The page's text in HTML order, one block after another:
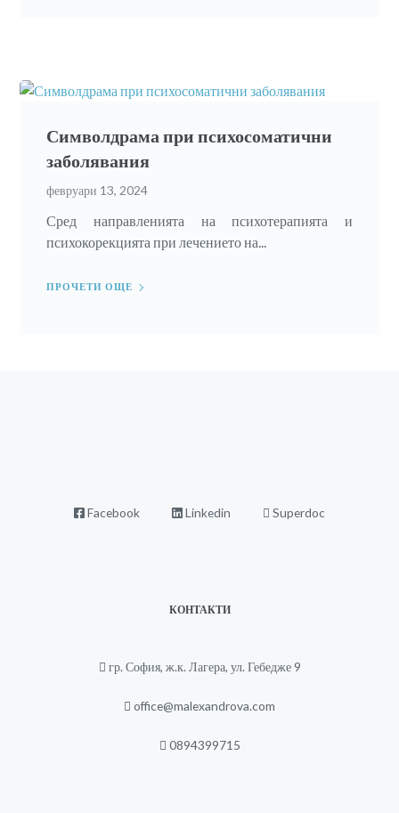
Символдрама при психосоматични
заболявания
февруари 13, 2024
Сред направленията на психотерапията и
психокорекцията при лечението на...
ПРОЧЕТИ ОЩЕ
Facebook Linkedin Superdoc
КОНТАКТИ
гр. София, ж.к. Лагера, ул. Гебедже 9
office@malexandrova.com
0894399715